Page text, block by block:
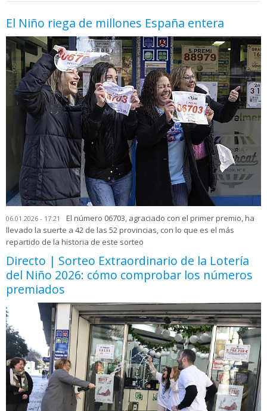
El Niño riega de millones España entera
06.01.2026 - 17:21
El número 06703, agraciado con el primer premio, ha
llevado la suerte a 42 de las 52 provincias, con lo que es el más
repartido de la historia de este sorteo
Directo | Sorteo Extraordinario de la Lotería
del Niño 2026: cómo comprobar los números
premiados